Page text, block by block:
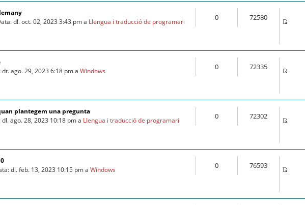
dl. oct. 02, 2023 3:43 pm a Llengua i traducció de programari 0 72580
dt. ago. 29, 2023 6:18 pm aWindows 0 72335
plantegem una pregunta
dl. ago. 28, 2023 10:18 pm a Llengua i traducció de programari 0 72302
dl. feb. 13, 2023 10:15 pm aWindows 0 76593